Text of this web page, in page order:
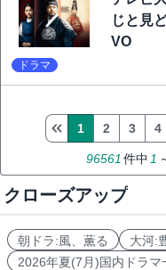
じと見
VO
ドラマ
96561 件中 1
1 2 3 4
クローズアップ
朝ドラ:風、薫る 大河:
2026年夏(7月)国内ドラマ